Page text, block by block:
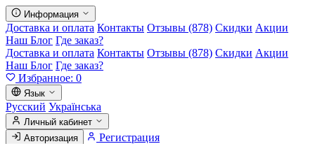
Информация
Доставка и оплата Контакты Отзывы (878) Скидки Акции
Наш Блог Где заказ?
Доставка и оплата Контакты Отзывы (878) Скидки Акции
Наш Блог Где заказ?
Избранное: 0
Язык
Русский Українська
Личный кабинет
Авторизация
Регистрация